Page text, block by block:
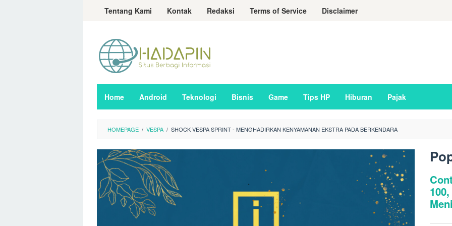
LoncatTentang Kami Kontak Redaksi Terms of Service Disclaimer
Home Android Teknologi Bisnis Game Tips HP Hiburan Pajak
HOMEPAGE / VESPA / SHOCK VESPA SPRINT - MENGHADIRKAN KENYAMANAN EKSTRA PADA BERKENDARA